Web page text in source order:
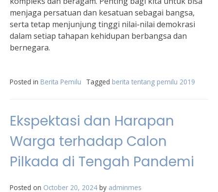
menjaga persatuan dan kesatuan sebagai bangsa,
serta tetap menjunjung tinggi nilai-nilai demokrasi
dalam setiap tahapan kehidupan berbangsa dan
bernegara.
Posted in Berita Pemilu Tagged berita tentang pemilu 2019
Ekspektasi dan Harapan
Warga terhadap Calon
Pilkada di Tengah Pandemi
Posted on October 20, 2024 by adminmes